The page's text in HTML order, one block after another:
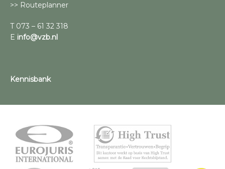
>> Routeplanner
T 073 – 61 32 318
E info@vzb.nl
Kennisbank